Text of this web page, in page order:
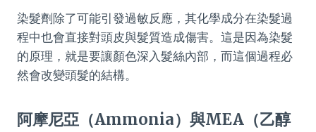
染髮劑除了可能引發過敏反應，其化學成分在染髮過
程中也會直接對頭皮與髮質造成傷害。這是因為染髮
的原理，就是要讓顏色深入髮絲內部，而這個過程必
然會改變頭髮的結構。
阿摩尼亞（Ammonia）與MEA（乙醇